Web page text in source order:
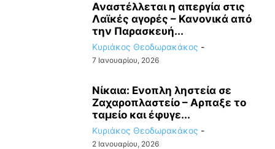
Αναστέλλεται η απεργία στις
Λαϊκές αγορές – Κανονικά από
την Παρασκευή...
Κυριάκος Θεοδωρακάκος -
7 Ιανουαρίου, 2026
Νίκαια: Ενοπλη ληστεία σε
Ζαχαροπλαστείο – Αρπαξε το
ταμείο και έφυγε...
Κυριάκος Θεοδωρακάκος -
2 Ιανουαρίου, 2026